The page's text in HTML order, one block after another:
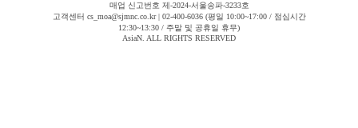
매업 신고번호 제-2024-서울송파-3233호
고객센터 cs_moa@sjmnc.co.kr | 02-400-6036 (평일 10:00~17:00 / 점심시간
12:30~13:30 / 주말 및 공휴일 휴무)
AsiaN. ALL RIGHTS RESERVED